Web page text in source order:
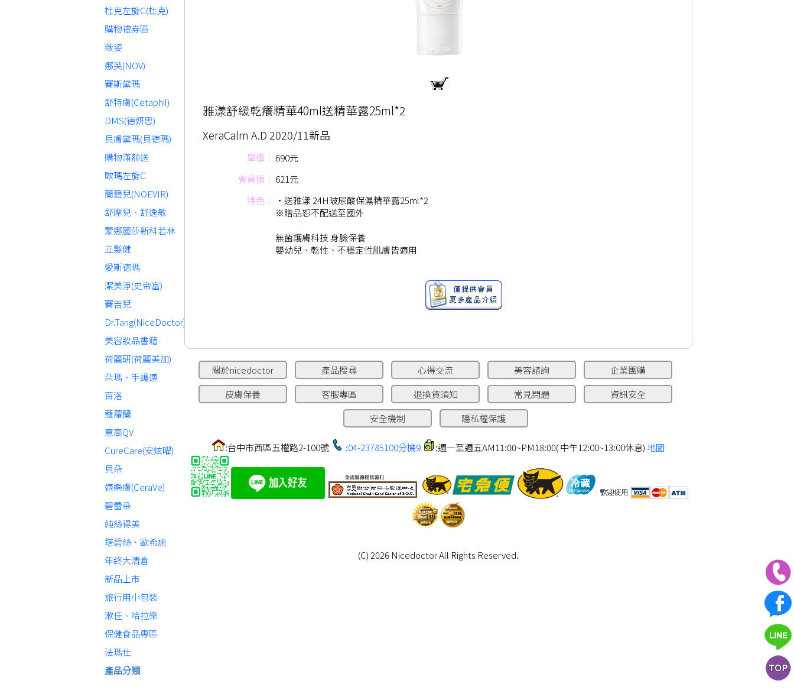
杜克左旋C(杜克)
購物禮券區
薇姿
娜芙(NOV)
賽斯黛瑪
舒特膚(Cetaphil)
DMS(德妍思)
貝膚黛瑪(貝德瑪)
購物滿額送
歐瑪左旋C
蘭碧兒(NOEVIR)
舒摩兒、舒逸敏
蒙娜麗莎新科若林
立髮健
愛斯德瑪
潔美淨(史帝富)
賽吉兒
Dr.Tang(NiceDoctor)
美容妝品書籍
荷麗研(荷麗美加)
朵瑪、手護適
百洛
蔻蘿蘭
意高QV
CureCare(安炫曜)
貝朵
適樂膚(CeraVe)
碧蕾朵
純絲得美
塔碧絲、歐希施
年終大清倉
新品上市
旅行用小包裝
漱佳、哈拉樂
保健食品專區
法瑪仕
產品分類
雅漾舒緩乾癢精華40ml送精華露25ml*2
XeraCalm A.D 2020/11新品
單價： 690元
會員價： 621元
特色：
‧送雅漾 24H玻尿酸保濕精華露25ml*2
※贈品恕不配送至國外
無菌護膚科技 身臉保養
嬰幼兒、乾性、不穩定性肌膚皆適用
關於nicedoctor 產品搜尋 心得交流 美容諮詢
企業團購
皮膚保養
客服專區 退換貨須知 常見問題
資訊安全
安全機制
隱私權保護
:台中市西區五權路2-100號 :04-23785100分機9 :週一至週五AM11:00~PM18:00( 中午12:00~13:00休息) 地圖
(C) 2026 Nicedoctor All Rights Reserved.